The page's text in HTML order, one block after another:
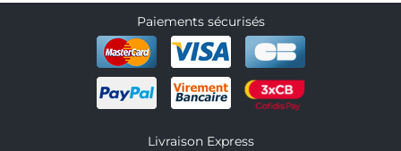
Paiements sécurisés
Livraison Express